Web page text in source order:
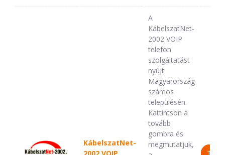
KábelszatNet-
A
KábelszatNet-
2002 VOIP
telefon
szolgáltatást
nyújt
Magyarország
számos
településén.
Kattintson a
tovább
gombra és
megmutatjuk,